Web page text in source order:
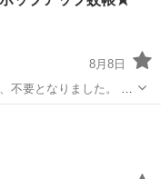
8月8日
不要となりました。 流
方にお譲りします。